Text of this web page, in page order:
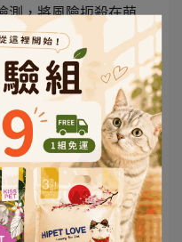
測，將風險扼殺在萌
歲、5 歲還是 8 歲，
該開始養成「每年至
不只是對牠健康的投
久、更幸福的保證。